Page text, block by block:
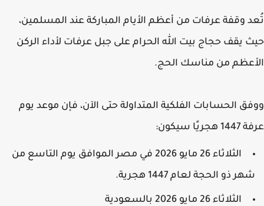
وقفة عرفات من أعظم الأيام المباركة عند المسلمين،
يقف حجاج بيت الله الحرام على جبل عرفات لأداء الركن
من مناسك الحج.
الحسابات الفلكية المتداولة حتى الآن، فإن موعد يوم
سيكون:
الثلاثاء 26 مايو 2026 في مصر الموافق يوم التاسع من
ذو الحجة لعام 1447 هجرية.
الثلاثاء 26 مايو 2026 بالسعودية